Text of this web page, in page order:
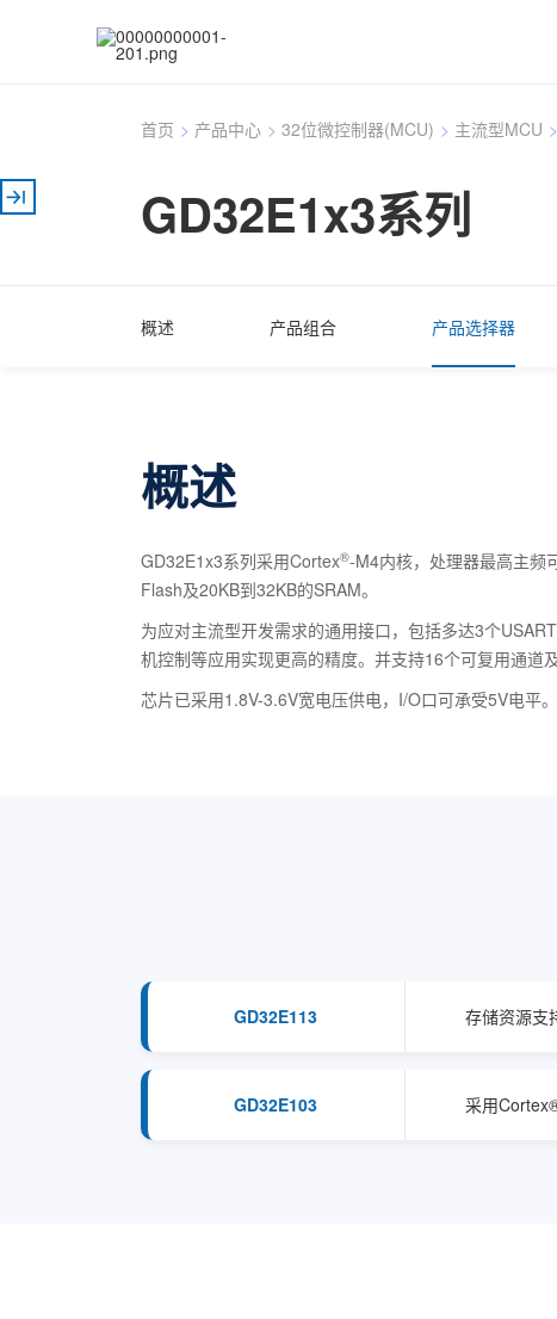
首页 > 产品中心 > 32位微控制器(MCU) > 主流型MCU >
GD32E1x3系列
概述 产品组合 产品选择器
概述
GD32E1x3系列采用Cortex®-M4内核，处理器最高主频
Flash及20KB到32KB的SRAM。
为应对主流型开发需求的通用接口，包括多达3个
机控制等应用实现更高的精度。并支持16个可复用通道
芯片已采用1.8V-3.6V宽电压供电，I/O口可承受5V电平
GD32E113 存储资源支
GD32E103 采用